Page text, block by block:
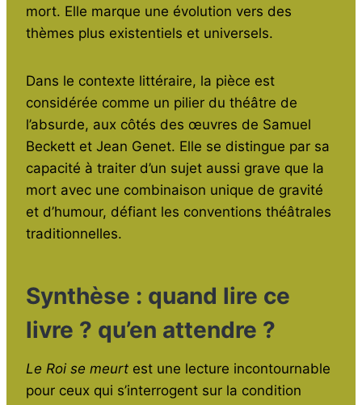
mort. Elle marque une évolution vers des
thèmes plus existentiels et universels.
Dans le contexte littéraire, la pièce est
considérée comme un pilier du théâtre de
l’absurde, aux côtés des œuvres de Samuel
Beckett et Jean Genet. Elle se distingue par sa
capacité à traiter d’un sujet aussi grave que la
mort avec une combinaison unique de gravité
et d’humour, défiant les conventions théâtrales
traditionnelles.
Synthèse : quand lire ce
livre ? qu’en attendre ?
Le Roi se meurt est une lecture incontournable
pour ceux qui s’interrogent sur la condition